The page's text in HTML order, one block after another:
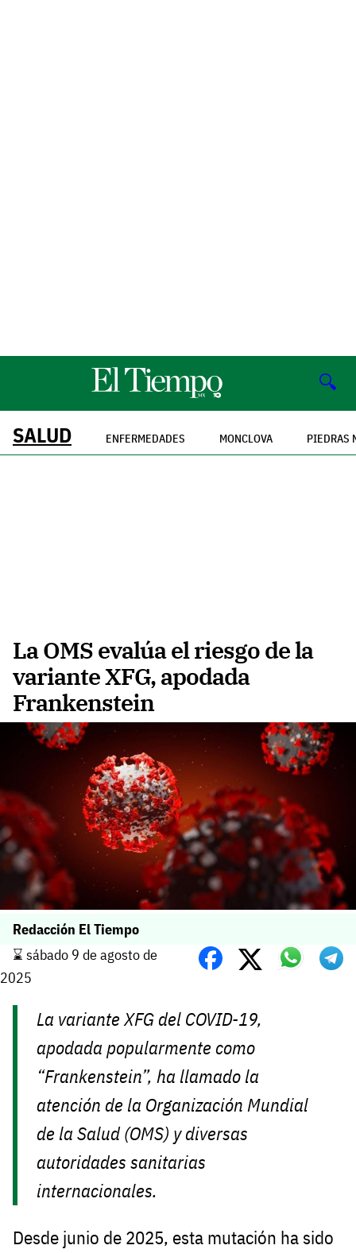
🔍
SALUD ENFERMEDADES MONCLOVA PIEDRAS
La OMS evalúa el riesgo de la
variante XFG, apodada
Frankenstein
Redacción El Tiempo
⌛️ sábado 9 de agosto de
2025
La variante XFG del COVID-19,
apodada popularmente como
“Frankenstein”, ha llamado la
atención de la Organización Mundial
de la Salud (OMS) y diversas
autoridades sanitarias
internacionales.
Desde junio de 2025, esta mutación ha sido